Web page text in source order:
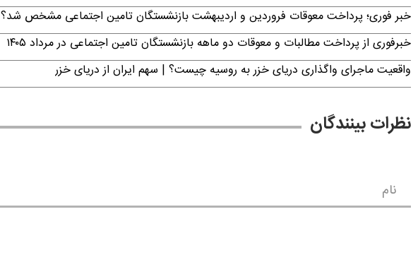
خبر فوری؛ پرداخت معوقات فروردین و اردیبهشت بازنشستگان تامین اجتماعی مشخص شد؟
خبرفوری از پرداخت مطالبات و معوقات دو ماهه بازنشستگان تامین اجتماعی در مرداد ۱۴۰۵
واقعیت ماجرای واگذاری دریای خزر به روسیه چیست؟ | سهم ایران از دریای خزر
نظرات بینندگان
نام